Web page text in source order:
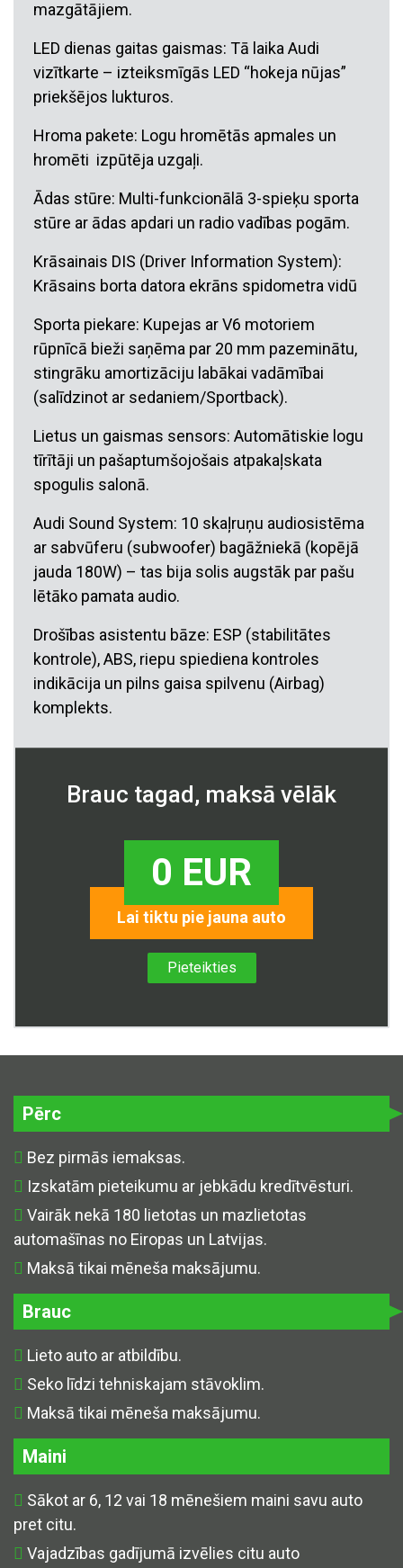
mazgātājiem.
LED dienas gaitas gaismas: Tā laika Audi
vizītkarte – izteiksmīgās LED “hokeja nūjas”
priekšējos lukturos.
Hroma pakete: Logu hromētās apmales un
hromēti izpūtēja uzgaļi.
Ādas stūre: Multi-funkcionālā 3-spieķu sporta
stūre ar ādas apdari un radio vadības pogām.
Krāsainais DIS (Driver Information System):
Krāsains borta datora ekrāns spidometra vidū
Sporta piekare: Kupejas ar V6 motoriem
rūpnīcā bieži saņēma par 20 mm pazeminātu,
stingrāku amortizāciju labākai vadāmībai
(salīdzinot ar sedaniem/Sportback).
Lietus un gaismas sensors: Automātiskie logu
tīrītāji un pašaptumšojošais atpakaļskata
spogulis salonā.
Audi Sound System: 10 skaļruņu audiosistēma
ar sabvūferu (subwoofer) bagāžniekā (kopējā
jauda 180W) – tas bija solis augstāk par pašu
lētāko pamata audio.
Drošības asistentu bāze: ESP (stabilitātes
kontrole), ABS, riepu spiediena kontroles
indikācija un pilns gaisa spilvenu (Airbag)
komplekts.
Brauc tagad, maksā vēlāk
0 EUR
Lai tiktu pie jauna auto
Pieteikties
Pērc
Bez pirmās iemaksas.
Izskatām pieteikumu ar jebkādu kredītvēsturi.
Vairāk nekā 180 lietotas un mazlietotas
automašīnas no Eiropas un Latvijas.
Maksā tikai mēneša maksājumu.
Brauc
Lieto auto ar atbildību.
Seko līdzi tehniskajam stāvoklim.
Maksā tikai mēneša maksājumu.
Maini
Sākot ar 6, 12 vai 18 mēnešiem maini savu auto
pret citu.
Vajadzības gadījumā izvēlies citu auto